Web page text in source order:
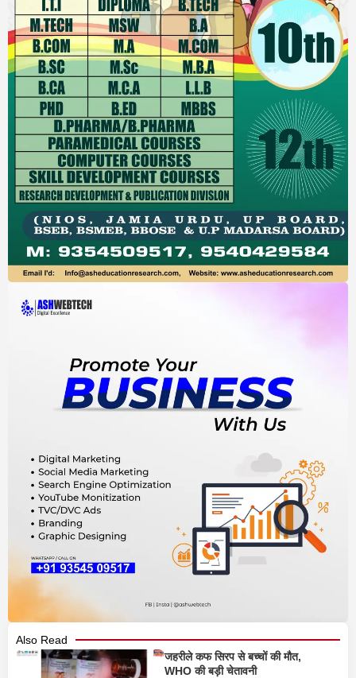
Also Read
जहरीले कफ सिरप से बच्चों की मौत,
WHO की बड़ी चेतावनी